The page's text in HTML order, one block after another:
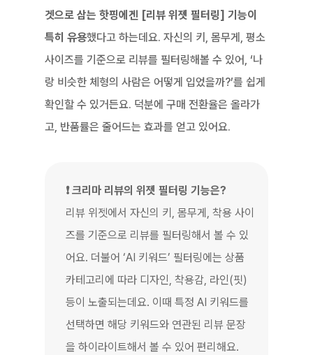
겟으로 삼는 핫핑에겐 [리뷰 위젯 필터링] 기능이
특히 유용했다고 하는데요. 자신의 키, 몸무게, 평소
사이즈를 기준으로 리뷰를 필터링해볼 수 있어, ‘나
랑 비슷한 체형의 사람은 어떻게 입었을까?’를 쉽게
확인할 수 있거든요. 덕분에 구매 전환율은 올라가
고, 반품률은 줄어드는 효과를 얻고 있어요.
❗ 크리마 리뷰의 위젯 필터링 기능은?
리뷰 위젯에서 자신의 키, 몸무게, 착용 사이
즈를 기준으로 리뷰를 필터링해서 볼 수 있
어요. 더불어 ‘AI 키워드’ 필터링에는 상품
카테고리에 따라 디자인, 착용감, 라인(핏)
등이 노출되는데요. 이때 특정 AI 키워드를
선택하면 해당 키워드와 연관된 리뷰 문장
을 하이라이트해서 볼 수 있어 편리해요.